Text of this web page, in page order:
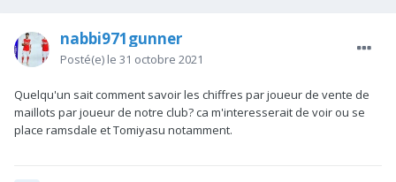
nabbi971gunner
Posté(e) le 31 octobre 2021
Quelqu'un sait comment savoir les chiffres par joueur de vente de
maillots par joueur de notre club? ca m'interesserait de voir ou se
place ramsdale et Tomiyasu notamment.